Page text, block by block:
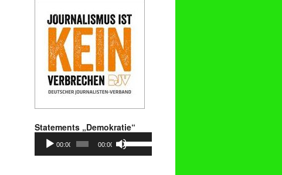
Statements „Demokratie“
Audio-
Player
00:00 00:00
Hoch/Runter
benutzen,